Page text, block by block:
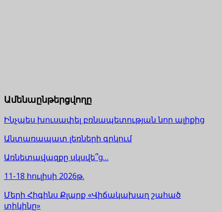
Ամենաընթերցվողը
Ինչպես խուսափել բռնապետության նոր ալիքից
Անտառապատ լեռների գրկում
Առնետավազքը սկսվե՞ց…
11-18 հուլիսի 2026թ.
Մերի Հիգինս Քլարք «Վիճակախաղ շահած
տիկինը»